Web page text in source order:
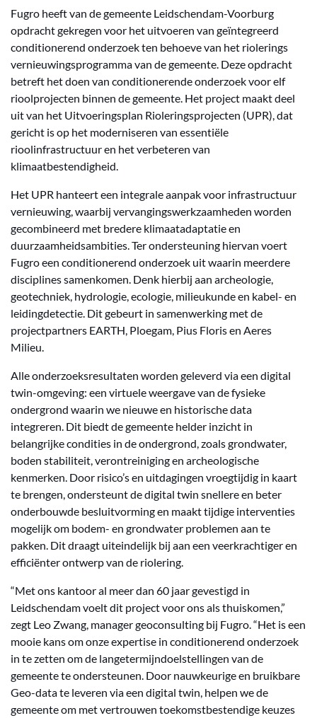
Fugro heeft van de gemeente Leidschendam-Voorburg
opdracht gekregen voor het uitvoeren van geïntegreerd
conditionerend onderzoek ten behoeve van het riolerings
vernieuwingsprogramma van de gemeente. Deze opdracht
betreft het doen van conditionerende onderzoek voor elf
rioolprojecten binnen de gemeente. Het project maakt deel
uit van het Uitvoeringsplan Rioleringsprojecten (UPR), dat
gericht is op het moderniseren van essentiële
rioolinfrastructuur en het verbeteren van
klimaatbestendigheid.
Het UPR hanteert een integrale aanpak voor infrastructuur
vernieuwing, waarbij vervangingswerkzaamheden worden
gecombineerd met bredere klimaatadaptatie en
duurzaamheidsambities. Ter ondersteuning hiervan voert
Fugro een conditionerend onderzoek uit waarin meerdere
disciplines samenkomen. Denk hierbij aan archeologie,
geotechniek, hydrologie, ecologie, milieukunde en kabel- en
leidingdetectie. Dit gebeurt in samenwerking met de
projectpartners EARTH, Ploegam, Pius Floris en Aeres
Milieu.
Alle onderzoeksresultaten worden geleverd via een digital
twin-omgeving: een virtuele weergave van de fysieke
ondergrond waarin we nieuwe en historische data
integreren. Dit biedt de gemeente helder inzicht in
belangrijke condities in de ondergrond, zoals grondwater,
boden stabiliteit, verontreiniging en archeologische
kenmerken. Door risico’s en uitdagingen vroegtijdig in kaart
te brengen, ondersteunt de digital twin snellere en beter
onderbouwde besluitvorming en maakt tijdige interventies
mogelijk om bodem- en grondwater problemen aan te
pakken. Dit draagt uiteindelijk bij aan een veerkrachtiger en
efficiënter ontwerp van de riolering.
“Met ons kantoor al meer dan 60 jaar gevestigd in
Leidschendam voelt dit project voor ons als thuiskomen,”
zegt Leo Zwang, manager geoconsulting bij Fugro. “Het is een
mooie kans om onze expertise in conditionerend onderzoek
in te zetten om de langetermijndoelstellingen van de
gemeente te ondersteunen. Door nauwkeurige en bruikbare
Geo-data te leveren via een digital twin, helpen we de
gemeente om met vertrouwen toekomstbestendige keuzes